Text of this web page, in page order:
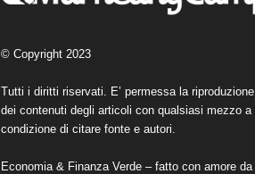
© Copyright 2023
Tutti i diritti riservati. E’ permessa la riproduzione
dei contenuti degli articoli con qualsiasi mezzo a
condizione di citare fonte e autori.
Economia & Finanza Verde – fatto con amore da